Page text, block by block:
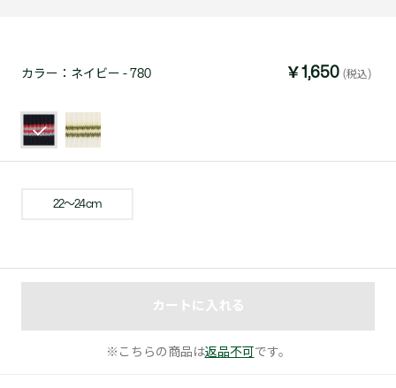
カラー： ネイビー - 780 ￥1,650 (税込)
22〜24cm
カートに入れる
※こちらの商品は返品不可 です。